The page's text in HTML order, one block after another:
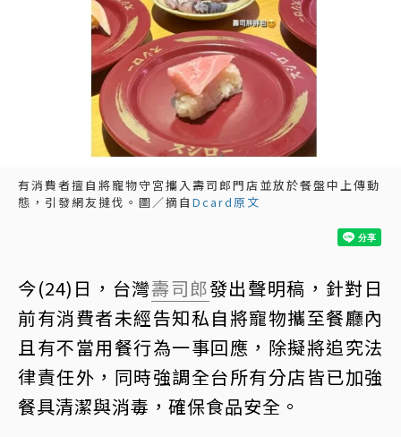
有消費者擅自將寵物守宮攜入壽司郎門店並放於餐盤中上傳動
態，引發網友撻伐。圖／摘自 Dcard原文
今(24)日，台灣壽司郎發出聲明稿，針對日
前有消費者未經告知私自將寵物攜至餐廳內
且有不當用餐行為一事回應，除擬將追究法
律責任外，同時強調全台所有分店皆已加強
餐具清潔與消毒，確保食品安全。